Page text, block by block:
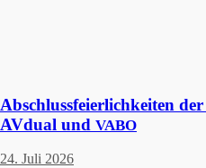
Abschlussfeierlichkeiten der
AVdual und VABO
24. Juli 2026